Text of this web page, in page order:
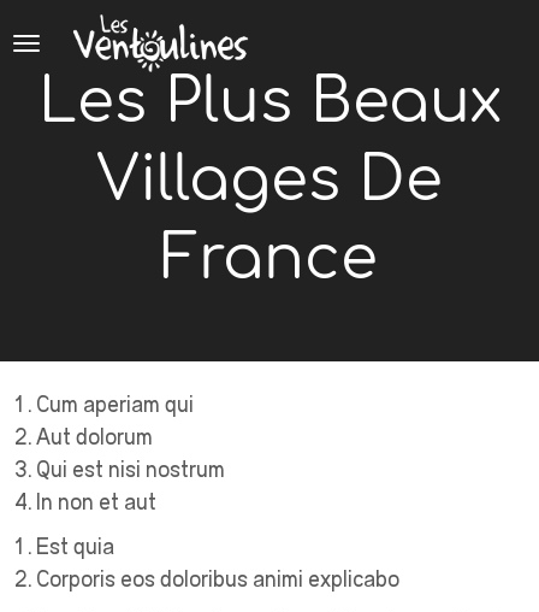
Les Plus Beaux
Villages De
France
Cum aperiam qui
Aut dolorum
Qui est nisi nostrum
In non et aut
Est quia
Corporis eos doloribus animi explicabo
Panneau de gestion des cookies